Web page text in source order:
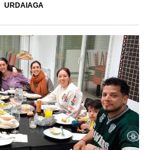
URDAIAGA